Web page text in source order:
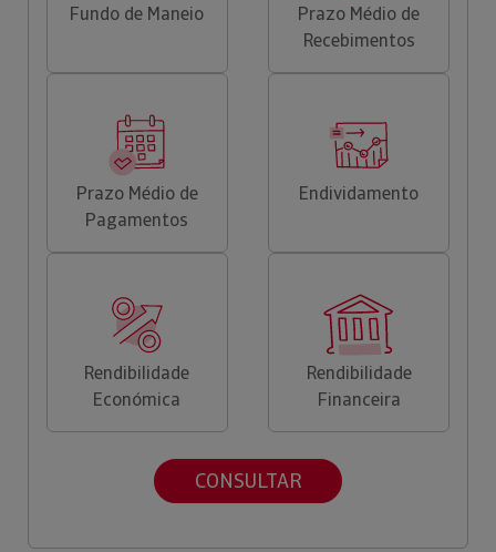
Fundo de Maneio
Prazo Médio de
Recebimentos
Prazo Médio de
Pagamentos
Endividamento
Rendibilidade
Económica
Rendibilidade
Financeira
CONSULTAR